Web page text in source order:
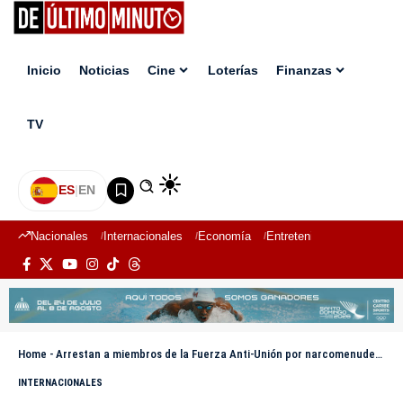
Inicio Noticias Cine Loterías Finanzas
TV
ES|EN
Nacionales Internacionales Economía Entretenimiento
Home - Arrestan a miembros de la Fuerza Anti-Unión por narcomenudeo en Ciudad de México
INTERNACIONALES